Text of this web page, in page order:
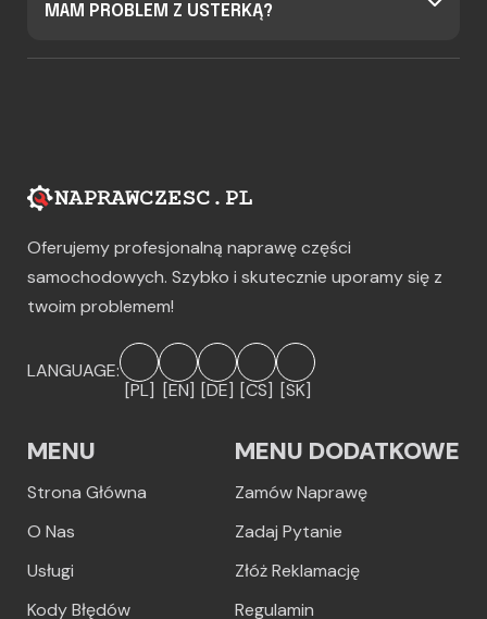
MAM PROBLEM Z USTERKĄ?
Oferujemy profesjonalną naprawę części
samochodowych. Szybko i skutecznie uporamy się z
twoim problemem!
LANGUAGE:
[PL] [EN] [DE] [CS] [SK]
MENU
Strona Główna
O Nas
Usługi
Kody Błędów
MENU DODATKOWE
Zamów Naprawę
Zadaj Pytanie
Złóż Reklamację
Regulamin